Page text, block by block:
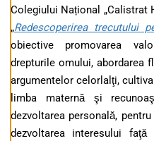
Colegiului Național „Calistrat
„Redescoperirea trecutului
obiective promovarea
drepturile omului, abordarea
argumentelor celorlalţi,
limba maternă şi
dezvoltarea personală,
dezvoltarea interesului faţă